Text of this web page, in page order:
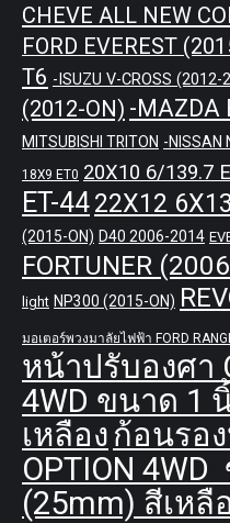
CHEVE ALL NEW
FORD EVEREST
T6 -ISUZU V-CROSS (2012-
(2012-ON) -MAZDA
MITSUBISHI TRITON -NISSAN
18X9 ET0 20X10 6/139.7
ET-4422X12
(2015-ON) D40 2006-2014
FORTUNER
light NP300 (2015-ON)
มอเตอร์พวงมาลัยไฟฟ้า FORD
หน้าปรับองศา
4WD ขนาด 1
เหลือง ก้อนรอ
OPTION
(25mm) สีเหลื